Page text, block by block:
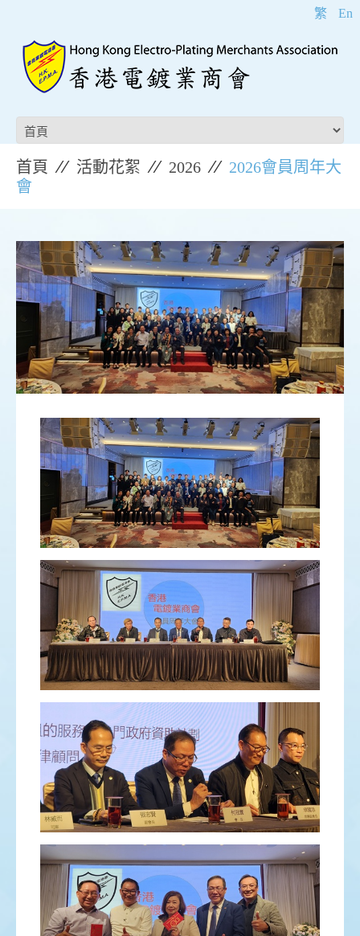
繁 En
首頁 活動花絮 2026
2026會員周年大
會